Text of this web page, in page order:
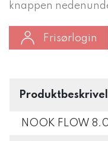
knappen
Frisørlogin
NOOK FLOW